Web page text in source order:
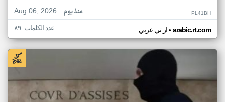
Aug 06, 2026
منذ يوم PL41BH
ار تي عربي• arabic.rt.com عدد الكلمات: ٨٩